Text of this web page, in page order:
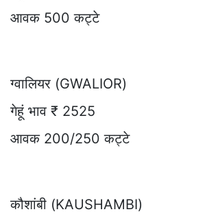
आवक 500 कट्टे
ग्वालियर (GWALIOR)
गेहूं भाव ₹ 2525
आवक 200/250 कट्टे
कौशांबी (KAUSHAMBI)